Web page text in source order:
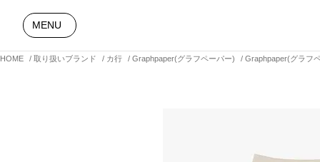
HOME 取り扱いブランド カ行 Graphpaper(グラフペーパー) Graphpaper(グラフ
MENU